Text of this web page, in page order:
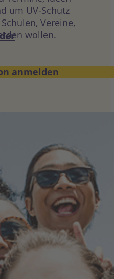
um UV-Schutz
Vereine,
wollen.
anmelden